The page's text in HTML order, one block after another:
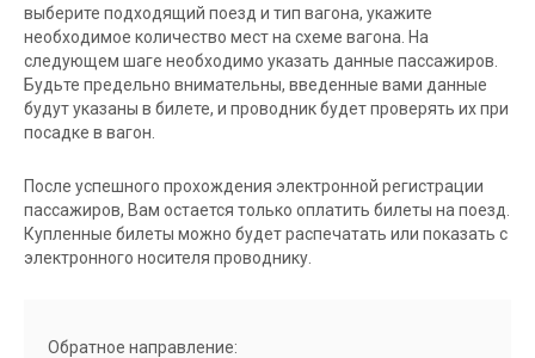
выберите подходящий поезд и тип вагона, укажите
необходимое количество мест на схеме вагона. На
следующем шаге необходимо указать данные пассажиров.
Будьте предельно внимательны, введенные вами данные
будут указаны в билете, и проводник будет проверять их при
посадке в вагон.
После успешного прохождения электронной регистрации
пассажиров, Вам остается только оплатить билеты на поезд.
Купленные билеты можно будет распечатать или показать с
электронного носителя проводнику.
Обратное направление: